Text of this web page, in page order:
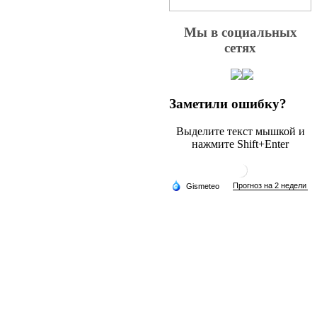
Мы в социальных
сетях
Заметили ошибку?
Выделите текст мышкой и
нажмите Shift+Enter